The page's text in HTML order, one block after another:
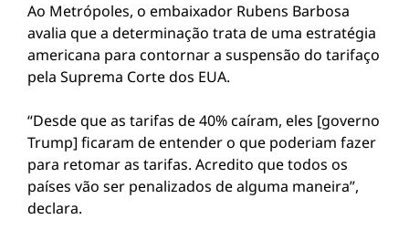
Ao Metrópoles, o embaixador Rubens Barbosa
avalia que a determinação trata de uma estratégia
americana para contornar a suspensão do tarifaço
pela Suprema Corte dos EUA.
“Desde que as tarifas de 40% caíram, eles [governo
Trump] ficaram de entender o que poderiam fazer
para retomar as tarifas. Acredito que todos os
países vão ser penalizados de alguma maneira”,
declara.